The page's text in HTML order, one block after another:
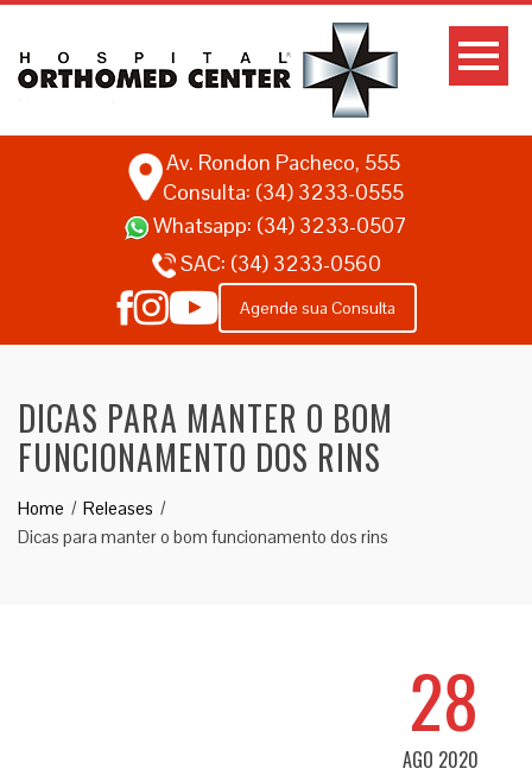
Av. Rondon Pacheco, 555
Consulta: (34) 3233-0555
Whatsapp: (34) 3233-0507
SAC: (34) 3233-0560
Agende sua Consulta
DICAS PARA MANTER O BOM
FUNCIONAMENTO DOS RINS
Home
Releases
Dicas para manter o bom funcionamento dos rins
28
AGO 2020